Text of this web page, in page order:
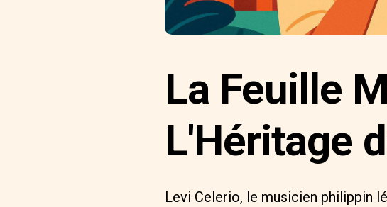
La Feuille
L'Héritage
Levi Celerio, le musicien philippin